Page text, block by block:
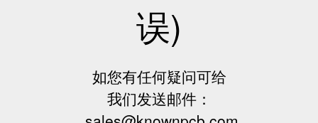
误)
如您有任何疑问可给
我们发送邮件：